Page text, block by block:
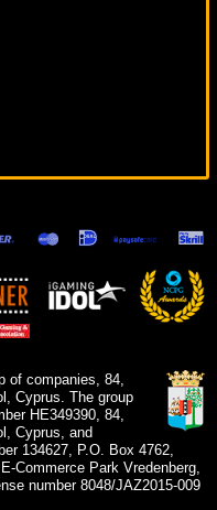
of companies, 84,
Cyprus. The group
HE349390, 84,
Cyprus, and
134627, P.O. Box 4762,
Commerce Park Vredenberg,
number 8048/JAZ2015-009